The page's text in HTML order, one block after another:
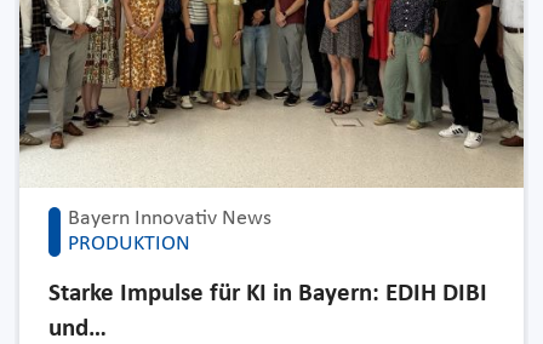
Bayern Innovativ News
PRODUKTION
Starke Impulse für KI in Bayern: EDIH DIBI
und…